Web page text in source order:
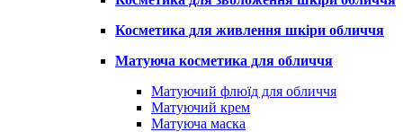
Косметика для живлення шкіри обличчя
Матуюча косметика для обличчя
Матуючий флюїд для обличчя
Матуючий крем
Матуюча маска